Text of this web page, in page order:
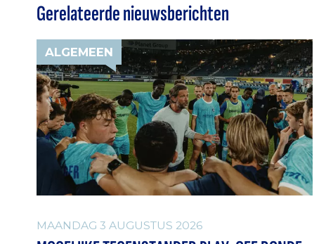
Gerelateerde nieuwsberichten
ALGEMEEN
MAANDAG 3 AUGUSTUS 2026